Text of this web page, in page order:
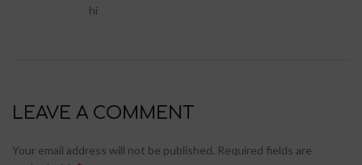
hi
LEAVE A COMMENT
Your email address will not be published. Required fields are